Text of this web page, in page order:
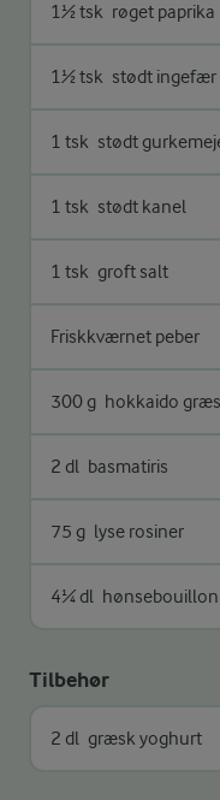
1½ tsk røget paprika
1½ tsk stødt ingefær
1 tsk stødt
1 tsk stødt kanel
1 tsk groft salt
Friskkværnet peber
300 g hokkaido
2 dl basmatiris
75 g lyse rosiner
4¼ dl hønsebouillon
Tilbehør
2 dl græsk yoghurt